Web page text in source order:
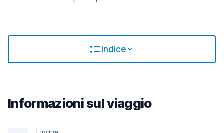
Indice
Informazioni sul viaggio